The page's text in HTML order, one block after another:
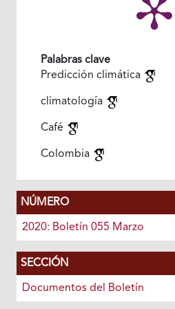
Palabras clave
Predicción climática
climatología
Café
Colombia
NÚMERO
2020: Boletín 055 Marzo
SECCIÓN
Documentos del Boletín